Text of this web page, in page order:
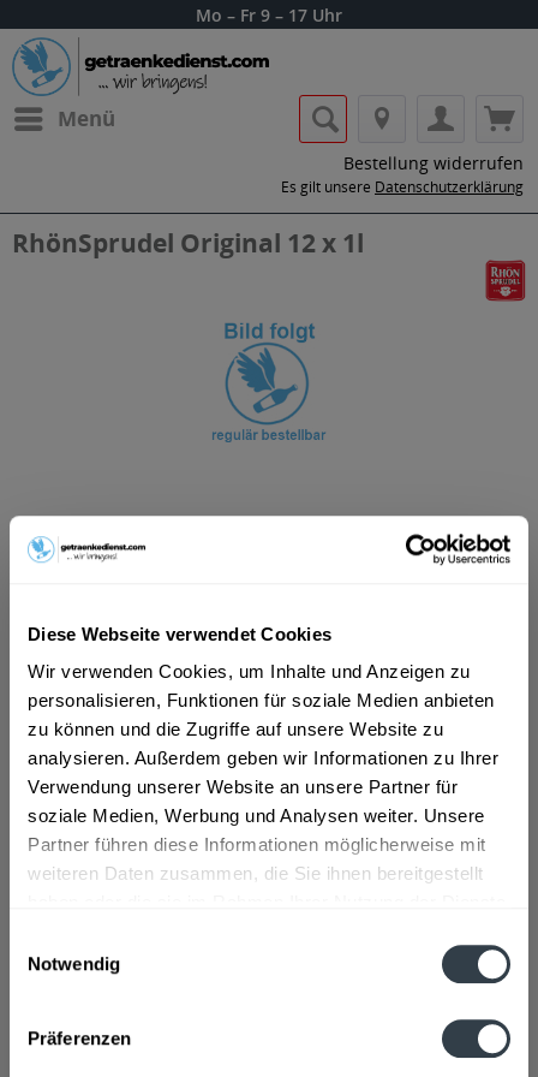
Diese Webseite verwendet Cookies
Wir verwenden Cookies, um Inhalte und Anzeigen zu
personalisieren, Funktionen für soziale Medien anbieten
zu können und die Zugriffe auf unsere Website zu
analysieren. Außerdem geben wir Informationen zu Ihrer
Verwendung unserer Website an unsere Partner für
soziale Medien, Werbung und Analysen weiter. Unsere
Partner führen diese Informationen möglicherweise mit
weiteren Daten zusammen, die Sie ihnen bereitgestellt
Notwendig
Präferenzen
Mo – Fr 9 – 17 Uhr
Menü
Bestellung widerrufen
Es gilt unsere Datenschutzerklärung
RhönSprudel Original 12 x 1l
Inhalt:12 Liter (0,81 € * / 1 Liter)
Vorrätig
MEHRWEG
+3,30 € Pfand
In denWarenkorb
Hinzugefügt
Artikel-Nr.: 32126
mehr
Zutaten und Allergene